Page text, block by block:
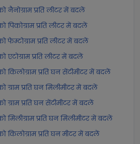
नैनोग्राम प्रति लीटर में बदलें
पिकोग्राम प्रति लीटर में बदलें
फेम्टोग्राम प्रति लीटर में बदलें
एटोग्राम प्रति लीटर में बदलें
किलोग्राम प्रति घन सेंटीमीटर में बदलें
ग्राम प्रति घन मिलीमीटर में बदलें
ग्राम प्रति घन सेंटीमीटर में बदलें
मिलीग्राम प्रति घन मिलीमीटर में बदलें
किलोग्राम प्रति घन मीटर में बदलें